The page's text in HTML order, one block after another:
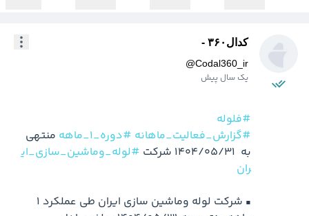
کدال۳۶۰ -
@Codal360_ir
یک سال پیش
#فلوله
#گزارش_فعالیت_ماهانه #دوره_1_ماهه
به  1404/05/31 شرکت
#لوله_وماشین_سازی_ای
ران